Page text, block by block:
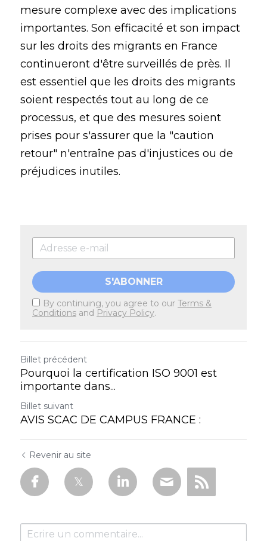
mesure complexe avec des implications
importantes. Son efficacité et son impact
sur les droits des migrants en France
continueront d'être surveillés de près. Il
est essentiel que les droits des migrants
soient respectés tout au long de ce
processus, et que des mesures soient
prises pour s'assurer que la "caution
retour" n'entraîne pas d'injustices ou de
préjudices inutiles.
S'ABONNER
By continuing, you agree to our Terms &
Conditions and Privacy Policy.
Billet précédent
Pourquoi la certification ISO 9001 est
importante dans...
Billet suivant
AVIS SCAC DE CAMPUS FRANCE :
Revenir au site